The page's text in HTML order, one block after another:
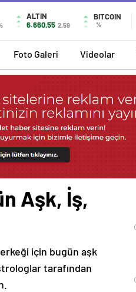
ALTIN
6.660,55 2,59
BITCOIN
%
Foto Galeri Videolar
Aşk, İş,
için bugün aşk
tarafından